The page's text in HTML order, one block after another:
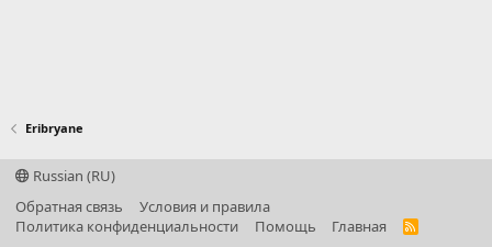
Eribryane
Russian (RU)
Обратная связь
Условия и правила
Политика конфиденциальности
Помощь Главная
R